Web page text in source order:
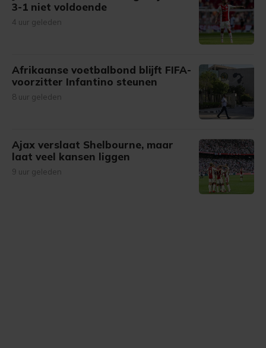
3-1 niet voldoende
4 uur geleden
Afrikaanse voetbalbond blijft FIFA-
voorzitter Infantino steunen
8 uur geleden
Ajax verslaat Shelbourne, maar
laat veel kansen liggen
9 uur geleden